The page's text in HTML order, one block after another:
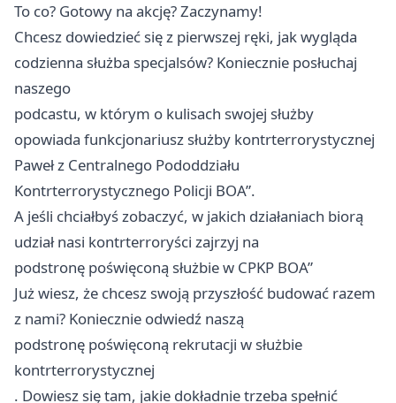
To co? Gotowy na akcję? Zaczynamy!
Chcesz dowiedzieć się z pierwszej ręki, jak wygląda
codzienna służba specjalsów? Koniecznie posłuchaj
naszego
podcastu, w którym o kulisach swojej służby
opowiada funkcjonariusz służby kontrterrorystycznej
Paweł z Centralnego Pododdziału
Kontrterrorystycznego Policji BOA”.
A jeśli chciałbyś zobaczyć, w jakich działaniach biorą
udział nasi kontrterroryści zajrzyj na
podstronę poświęconą służbie w CPKP BOA”
Już wiesz, że chcesz swoją przyszłość budować razem
z nami? Koniecznie odwiedź naszą
podstronę poświęconą rekrutacji w służbie
kontrterrorystycznej
. Dowiesz się tam, jakie dokładnie trzeba spełnić